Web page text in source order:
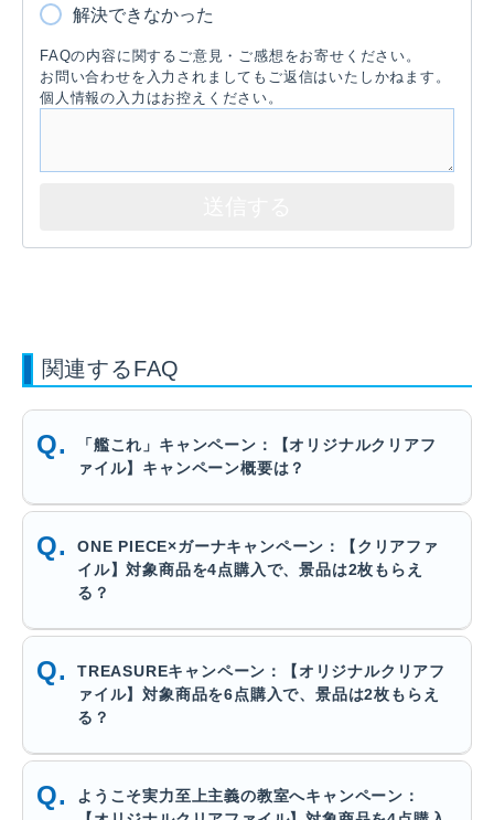
解決できなかった
FAQの内容に関するご意見・ご感想をお寄せください。
お問い合わせを入力されましてもご返信はいたしかねます。
個人情報の入力はお控えください。
関連するFAQ
「艦これ」キャンペーン：【オリジナルクリアフ
ァイル】キャンペーン概要は？
ONE PIECE×ガーナキャンペーン：【クリアファ
イル】対象商品を4点購入で、景品は2枚もらえ
る？
TREASUREキャンペーン：【オリジナルクリアフ
ァイル】対象商品を6点購入で、景品は2枚もらえ
る？
ようこそ実力至上主義の教室へキャンペーン：